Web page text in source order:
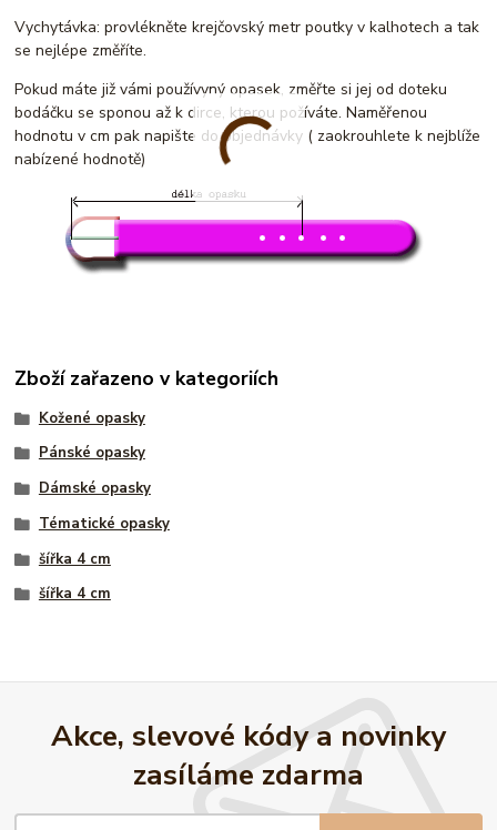
Vychytávka: provlékněte krejčovský metr poutky v kalhotech a tak
se nejlépe změříte.
Pokud máte již vámi používyný opasek, změřte si jej od doteku
bodáčku se sponou až k dirce, kterou požíváte. Naměřenou
hodnotu v cm pak napište do objednávky ( zaokrouhlete k nejblíže
nabízené hodnotě)
Zboží zařazeno v kategoriích
Kožené opasky
Pánské opasky
Dámské opasky
Tématické opasky
šířka 4 cm
šířka 4 cm
Akce, slevové kódy a novinky
zasíláme zdarma